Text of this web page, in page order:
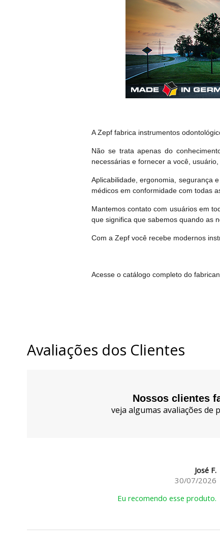
A Zepf fabrica instrumentos
Não se trata apenas do
necessárias e fornecer a você,
Aplicabilidade, ergonomia, segurança
médicos em conformidade com todas
Mantemos contato com usuários em
que significa que sabemos quando as
Com a Zepf você recebe modernos
Acesse o catálogo completo do
Avaliações dos Clientes
Nossos clientes
veja algumas avaliações de
José F.
30/07/2026
Eu recomendo esse produto.